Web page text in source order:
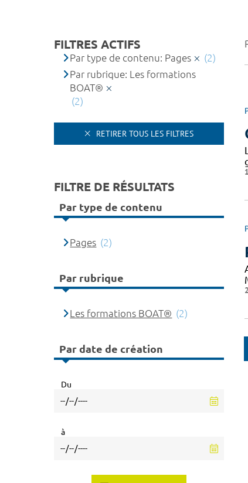
FILTRES ACTIFS
Par type de contenu: Pages
(2)
Par rubrique: Les formations
BOAT®
(2)
RETIRER TOUS LES FILTRES
FILTRE DE RÉSULTATS
Par type de contenu
Pages (2)
Par rubrique
Les formations BOAT® (2)
Par date de création
Du
à